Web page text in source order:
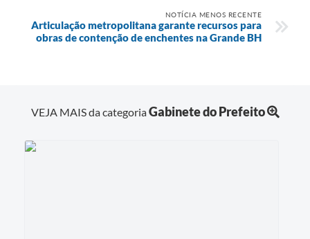
NOTÍCIA MENOS RECENTE
Articulação metropolitana garante recursos para
obras de contenção de enchentes na Grande BH
VEJA MAIS da categoriaGabinete do Prefeito